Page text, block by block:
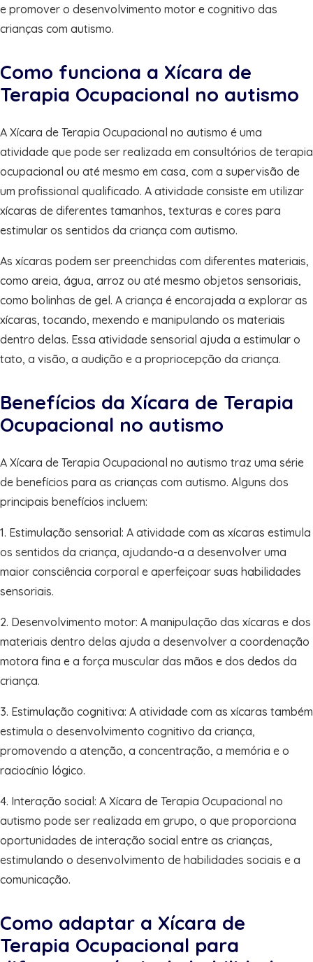
e promover o desenvolvimento motor e cognitivo das
crianças com autismo.
Como funciona a Xícara de
Terapia Ocupacional no autismo
A Xícara de Terapia Ocupacional no autismo é uma
atividade que pode ser realizada em consultórios de terapia
ocupacional ou até mesmo em casa, com a supervisão de
um profissional qualificado. A atividade consiste em utilizar
xícaras de diferentes tamanhos, texturas e cores para
estimular os sentidos da criança com autismo.
As xícaras podem ser preenchidas com diferentes materiais,
como areia, água, arroz ou até mesmo objetos sensoriais,
como bolinhas de gel. A criança é encorajada a explorar as
xícaras, tocando, mexendo e manipulando os materiais
dentro delas. Essa atividade sensorial ajuda a estimular o
tato, a visão, a audição e a propriocepção da criança.
Benefícios da Xícara de Terapia
Ocupacional no autismo
A Xícara de Terapia Ocupacional no autismo traz uma série
de benefícios para as crianças com autismo. Alguns dos
principais benefícios incluem:
1. Estimulação sensorial: A atividade com as xícaras estimula
os sentidos da criança, ajudando-a a desenvolver uma
maior consciência corporal e aperfeiçoar suas habilidades
sensoriais.
2. Desenvolvimento motor: A manipulação das xícaras e dos
materiais dentro delas ajuda a desenvolver a coordenação
motora fina e a força muscular das mãos e dos dedos da
criança.
3. Estimulação cognitiva: A atividade com as xícaras também
estimula o desenvolvimento cognitivo da criança,
promovendo a atenção, a concentração, a memória e o
raciocínio lógico.
4. Interação social: A Xícara de Terapia Ocupacional no
autismo pode ser realizada em grupo, o que proporciona
oportunidades de interação social entre as crianças,
estimulando o desenvolvimento de habilidades sociais e a
comunicação.
Como adaptar a Xícara de
Terapia Ocupacional para